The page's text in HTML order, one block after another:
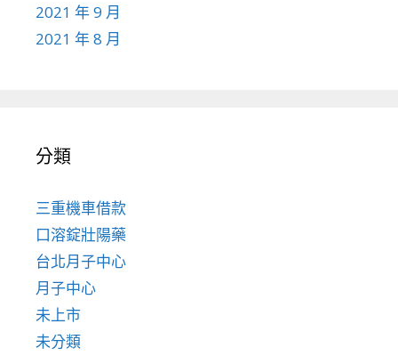
2021 年 9 月
2021 年 8 月
分類
三重機車借款
口溶錠壯陽藥
台北月子中心
月子中心
未上市
未分類